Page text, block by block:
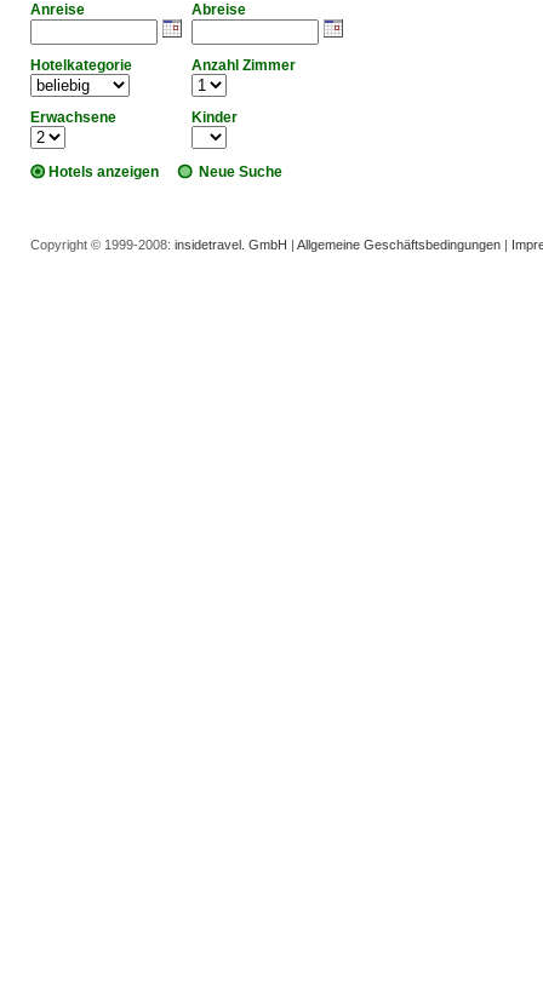
Anreise Abreise
Hotelkategorie Anzahl Zimmer
Erwachsene Kinder
Hotels anzeigen Neue Suche
Copyright © 1999-2008: insidetravel. GmbH | Allgemeine Geschäftsbedingungen |